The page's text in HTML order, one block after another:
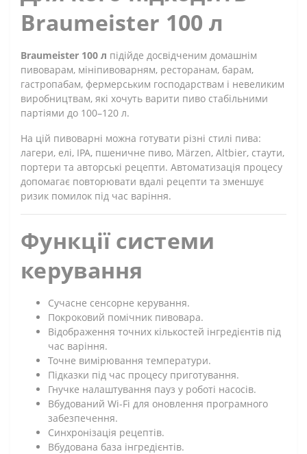
Braumeister 100 л
Braumeister 100 л підійде досвідченим домашнім
пивоварам, мініпивоварням, ресторанам, барам,
гастропабам, фермерським господарствам і невеликим
виробництвам, які хочуть варити пиво стабільними
партіями до 100–120 л.
На цій пивоварні можна готувати різні стилі пива:
лагери, елі, IPA, пшеничне пиво, Märzen, Altbier, стаути,
портери та авторські рецепти. Автоматизація процесу
допомагає повторювати вдалі рецепти та зменшує
ризик помилок під час варіння.
Функції системи
керування
Сучасне сенсорне керування.
Покроковий помічник пивовара.
Відображення точних кількостей інгредієнтів під
час варіння.
Точне вимірювання температури.
Підказки під час процесу приготування.
Гнучке налаштування пауз у роботі насосів.
Вбудований Wi-Fi для оновлення програмного
забезпечення.
Синхронізація рецептів.
Вбудована база інгредієнтів.